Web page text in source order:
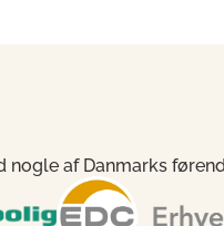
nogle af Danmarks